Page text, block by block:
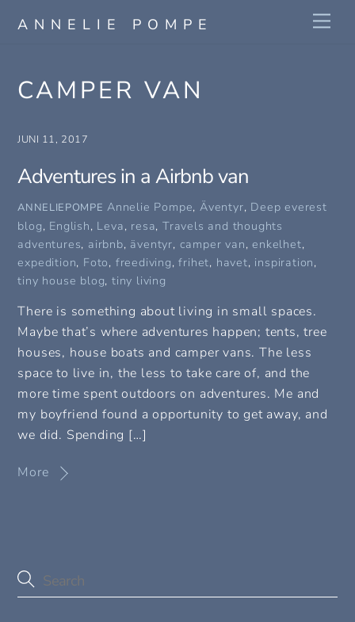
ANNELIE POMPE
CAMPER VAN
JUNI 11, 2017
Adventures in a Airbnb van
ANNELIEPOMPE Annelie Pompe,Äventyr, Deep everest
blog, English, Leva, resa,Travels and thoughts
adventures, airbnb, äventyr, camper van,enkelhet,
expedition, Foto, freediving,frihet, havet, inspiration,
tiny house blog,tiny living
There is something about living in small spaces.
Maybe that’s where adventures happen; tents, tree
houses, house boats and camper vans. The less
space to live in, the less to take care of, and the
more time spent outdoors on adventures. Me and
my boyfriend found a opportunity to get away, and
we did. Spending […]
More